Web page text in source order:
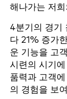
해나가는 저
4분기의 경기
다 21% 증가
운 기능을 고
시련의 시기
품력과 고객
의 경험을 보